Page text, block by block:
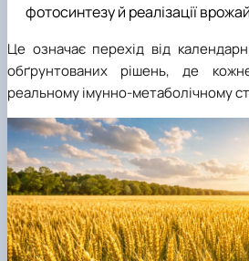
фотосинтезу й реалізації
Це означає перехід від
обґрунтованих рішень, де
реальному імунно-метаболічному